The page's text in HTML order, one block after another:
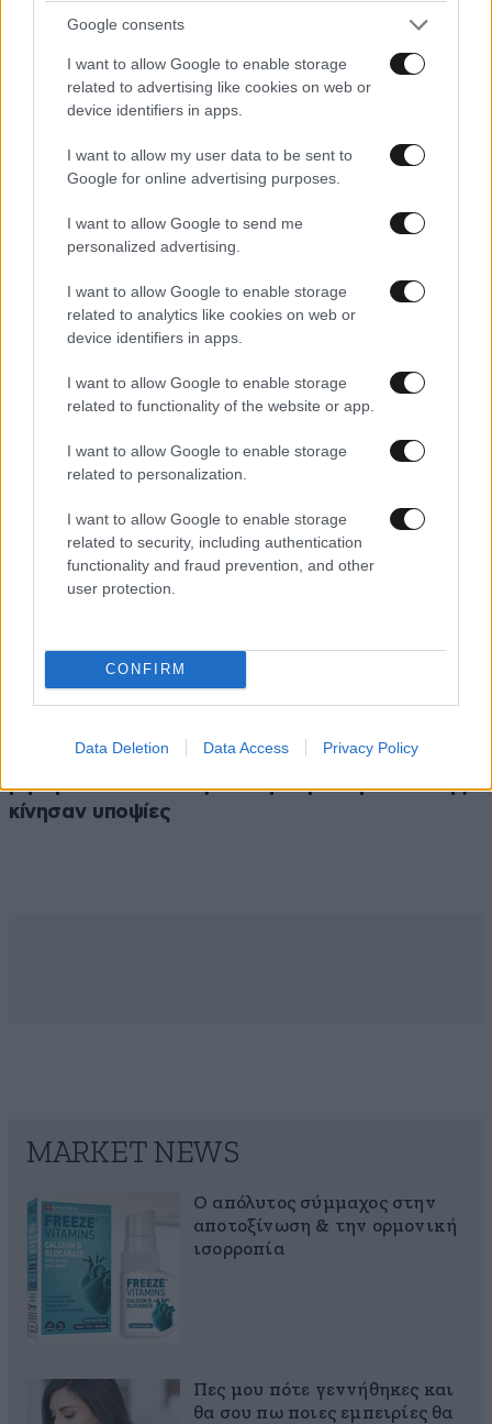
Google consents
I want to allow Google to enable storage
related to advertising like cookies on web or
device identifiers in apps.
I want to allow my user data to be sent to
Google for online advertising purposes.
I want to allow Google to send me
personalized advertising.
I want to allow Google to enable storage
related to analytics like cookies on web or
device identifiers in apps.
I want to allow Google to enable storage
related to functionality of the website or app.
I want to allow Google to enable storage
related to personalization.
I want to allow Google to enable storage
related to security, including authentication
functionality and fraud prevention, and other
user protection.
CONFIRM
Data Deletion Data Access Privacy Policy
ΕΛΛΑΔΑ05·08·2026 21:24
«Κάηκε το σπίτι μας στην Ελλάδα λίγο πριν
μετακομίσουμε»: Απαρηγόρητη η οικογένεια
από τη Βρετανία που είδε το όνειρο ζωής να
γίνεται στάχτη
ΚΟΙΝΩΝΙΑ2 ω. πριν
αποκαλύψεις της συζύγου του Αφγανού – Τα
μηνύματα και το ταξίδι στην Αράχωβα που της
κίνησαν υποψίες
MARKET NEWS
Ο απόλυτος σύμμαχος στην
αποτοξίνωση & την ορμονική
ισορροπία
Πες μου πότε γεννήθηκες και
θα σου πω ποιες εμπειρίες θα